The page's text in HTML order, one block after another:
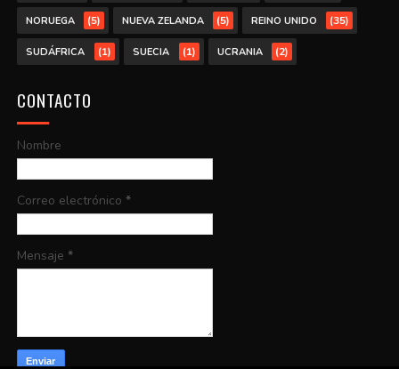
NORUEGA (5) NUEVA ZELANDA (5) REINO UNIDO (35)
SUDÁFRICA (1) SUECIA (1) UCRANIA (2)
CONTACTO
Nombre
Correo electrónico *
Mensaje *